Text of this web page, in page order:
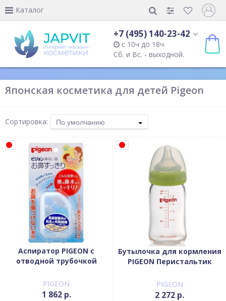
Каталог
+7 (495) 140-23-42
с 10ч до 18ч
Сб. и Вс. - выходной.
Японская косметика для детей Pigeon
Сортировка: По умолчанию
Аспиратор PIGEON с
отводной трубочкой
PIGEON
1 862 р.
Бутылочка для кормления
PIGEON Перистальтик
(стекло) 160 мл
PIGEON
2 272 р.